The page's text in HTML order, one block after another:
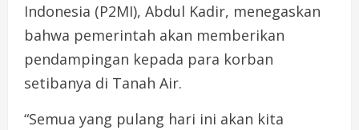
Indonesia (P2MI), Abdul Kadir, menegaskan
bahwa pemerintah akan memberikan
pendampingan kepada para korban
setibanya di Tanah Air.
“Semua yang pulang hari ini akan kita